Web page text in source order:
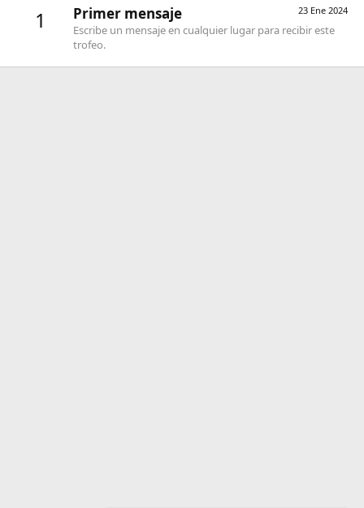
1 23 Ene 2024
Primer mensaje
Escribe un mensaje en cualquier lugar para recibir este
trofeo.